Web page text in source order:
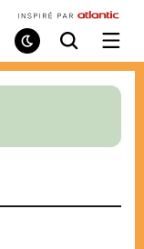
Mode
de
Recherche
/
le